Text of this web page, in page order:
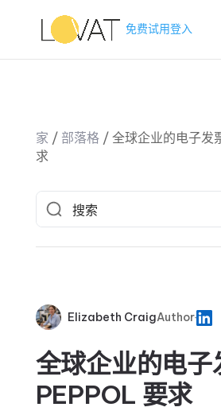
免费试用登入
家 / 部落格/ 全球企业的电子发
求
Elizabeth CraigAuthor
全球企业的电子
PEPPOL 要求